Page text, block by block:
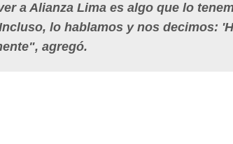
a Alianza Lima es algo que lo
lo hablamos y nos decimos:
agregó.